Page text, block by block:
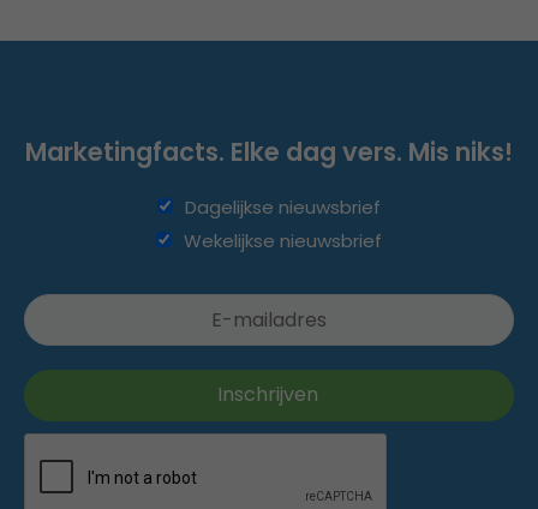
Marketingfacts. Elke dag vers. Mis niks!
Dagelijkse nieuwsbrief
Wekelijkse nieuwsbrief